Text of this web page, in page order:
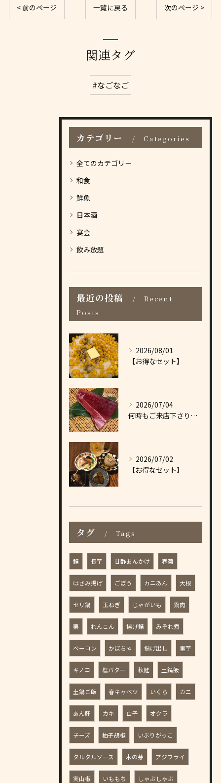
< 前のページ 一覧に戻る 次のページ >
関連タグ
#なごなご
カテゴリー Categories
全てのカテゴリー
和食
鮮魚
日本酒
宴会
飲み放題
最近の投稿
Recent
Posts
2026/08/01
【お得なセット】
2026/07/04
何時もご来店下さりありがとうございます
2026/07/02
【お得なセット】
タグ Tags
鯖 長芋 甘酢あんかけ 春菊
はさみ揚げ ごぼう カニあん 大根
セリ鍋 玉ねぎ じゃがいも 鶏肉
栗 れんこん 揚げ鯖 みぞれ煮
ベーコン かぼちゃ 揚げ出し 里芋
キノコ 塩バター 秋鮭 土鍋飯
土鍋ご飯 春キャベツ いくら カニ
あん肝 カキ 白子 オクラ
チーズ 柚子胡椒 いぶりがっこ
タルタルソース 木の芽 アジフライ
実山椒 いももち しゃぶしゃぶ